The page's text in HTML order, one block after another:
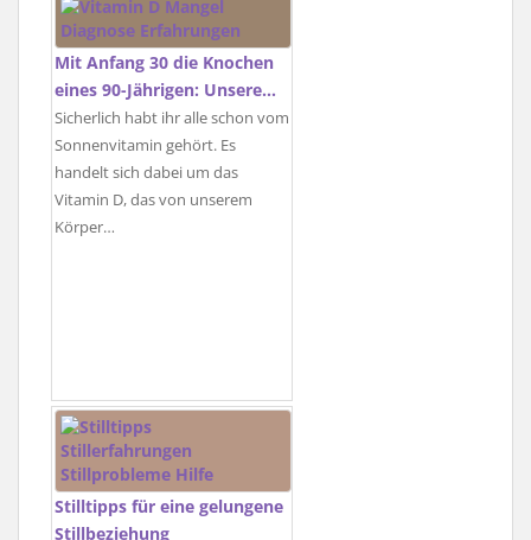
Mit Anfang 30 die Knochen
eines 90-Jährigen: Unsere…
Sicherlich habt ihr alle schon vom
Sonnenvitamin gehört. Es
handelt sich dabei um das
Vitamin D, das von unserem
Körper…
Stilltipps für eine gelungene
Stillbeziehung